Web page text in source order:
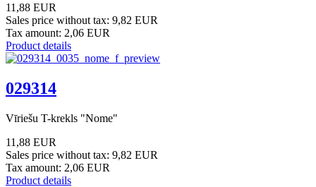
11,88 EUR
Sales price without tax: 9,82 EUR
Tax amount: 2,06 EUR
Product details
029314
Vīriešu T-krekls "Nome"
11,88 EUR
Sales price without tax: 9,82 EUR
Tax amount: 2,06 EUR
Product details